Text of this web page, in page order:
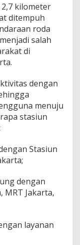
kilometer
ditempuh
roda
salah
di
dengan
menuju
stasiun
Stasiun
dengan
MRT Jakarta,
layanan